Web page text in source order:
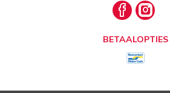
BETAALOPTIES